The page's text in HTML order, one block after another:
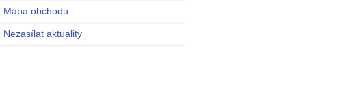
Mapa obchodu
Nezasílat aktuality